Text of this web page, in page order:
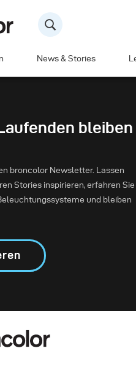
News & Stories
bleiben
broncolor Newsletter. Lassen
Stories inspirieren, erfahren Sie
und bleiben